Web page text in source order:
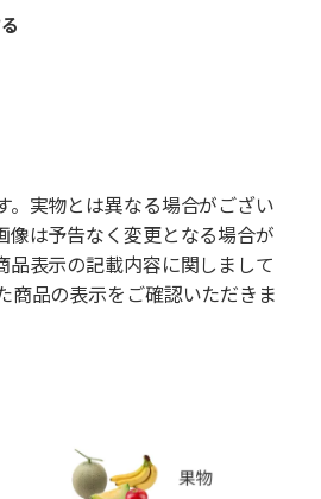
実物とは異なる場合がござい
像は予告なく変更となる場合が
品表示の記載内容に関しまして
商品の表示をご確認いただきま